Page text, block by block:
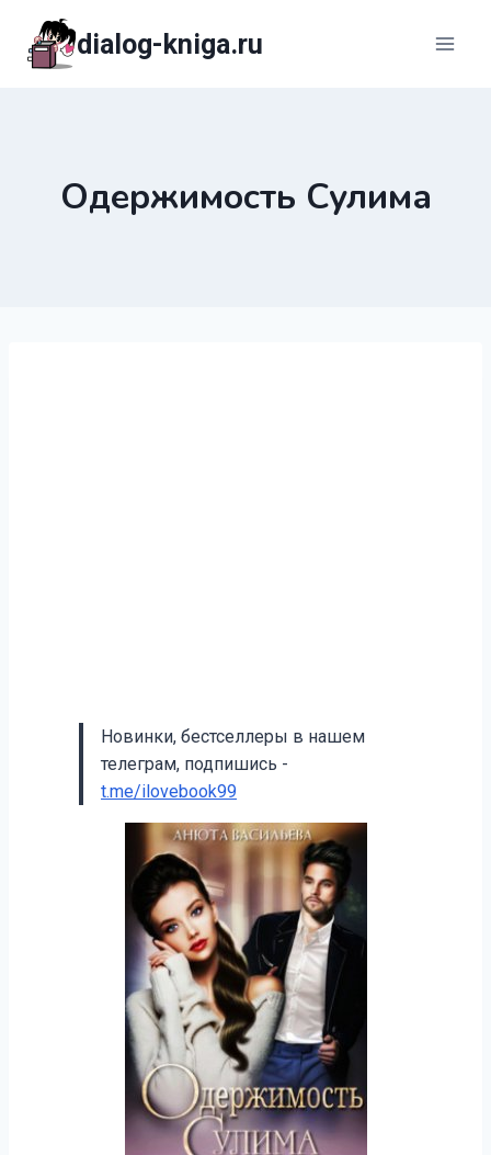
содержимому
dialog-kniga.ru
Одержимость Сулима
Новинки, бестселлеры в нашем
телеграм, подпишись -
t.me/ilovebook99